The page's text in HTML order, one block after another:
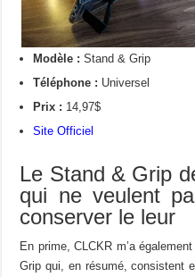
Modèle :Stand & Grip
Téléphone : Universel
Prix : 14,97$
Site Officiel
Le Stand & Grip
qui ne veulent
conserver le leur
En prime, CLCKR m’a
Grip qui, en résumé, consistent